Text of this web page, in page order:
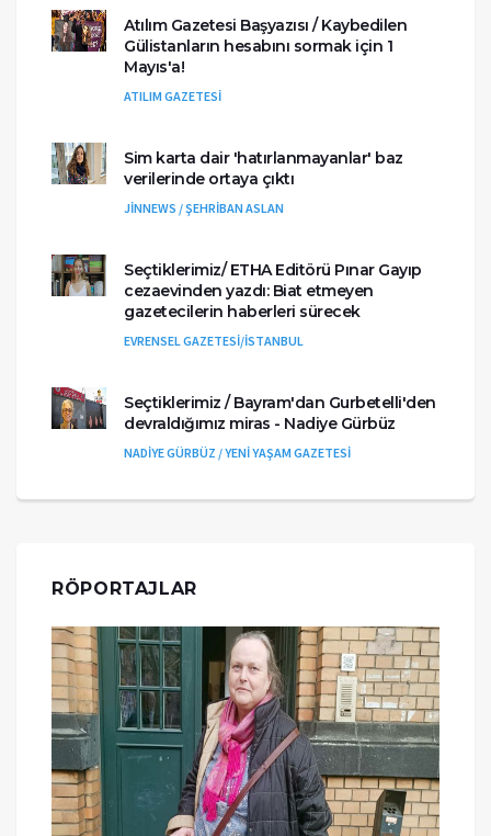
Atılım Gazetesi Başyazısı / Kaybedilen
Gülistanların hesabını sormak için 1
Mayıs'a!
ATILIM GAZETESİ
Sim karta dair 'hatırlanmayanlar' baz
verilerinde ortaya çıktı
JİNNEWS / ŞEHRİBAN ASLAN
Seçtiklerimiz/ ETHA Editörü Pınar Gayıp
cezaevinden yazdı: Biat etmeyen
gazetecilerin haberleri sürecek
EVRENSEL GAZETESİ/İSTANBUL
Seçtiklerimiz / Bayram'dan Gurbetelli'den
devraldığımız miras - Nadiye Gürbüz
NADİYE GÜRBÜZ / YENİ YAŞAM GAZETESİ
RÖPORTAJLAR